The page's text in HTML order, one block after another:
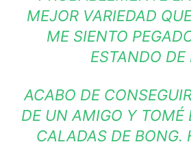
MEJOR VARIEDAD
ME SIENTO
ESTANDO DE
ACABO DE
DE UN AMIGO Y TOMÉ
CALADAS DE BONG.